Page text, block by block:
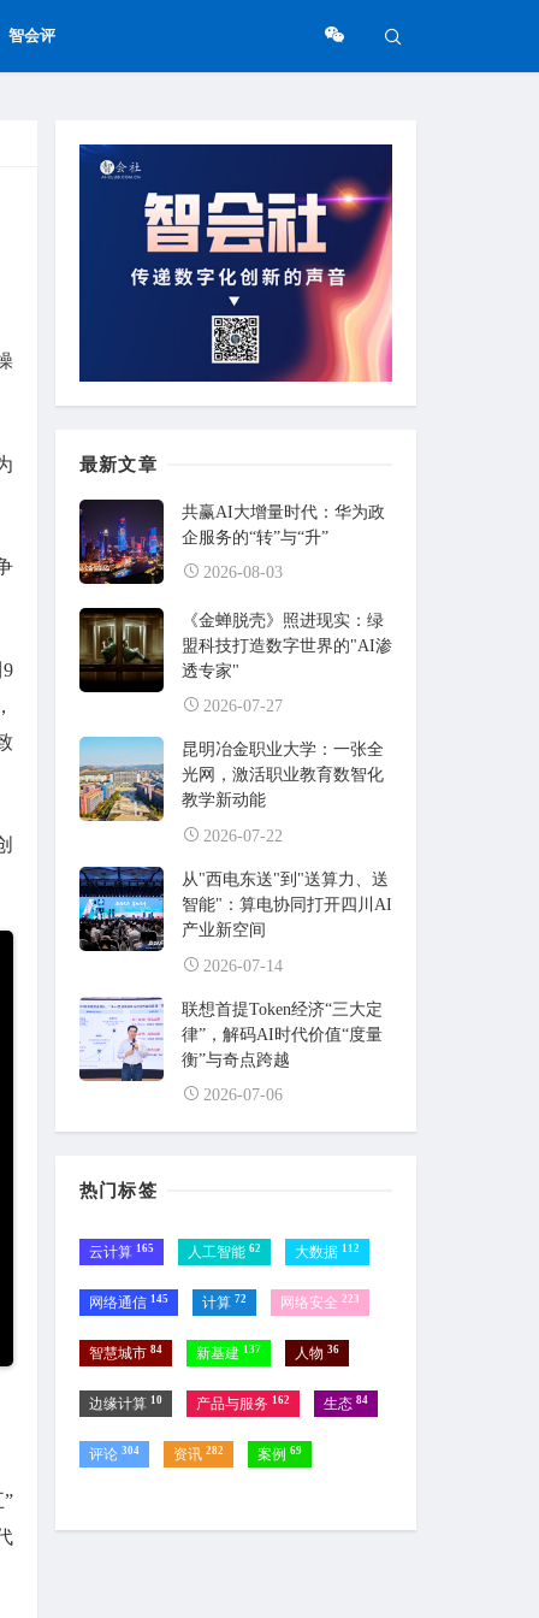
智会评
最新文章
共赢AI大增量时代：华为政
企服务的“转”与“升”
2026-08-03
《金蝉脱壳》照进现实：绿
盟科技打造数字世界的"AI渗
透专家"
2026-07-27
昆明冶金职业大学：一张全
光网，激活职业教育数智化
教学新动能
2026-07-22
从"西电东送"到"送算力、送
智能"：算电协同打开四川AI
产业新空间
2026-07-14
联想首提Token经济“三大定
律”，解码AI时代价值“度量
衡”与奇点跨越
2026-07-06
热门标签
云计算 165 人工智能 62 大数据 112
网络通信 145 计算 72 网络安全 223
智慧城市 84 新基建 137 人物 36
边缘计算 10 产品与服务 162 生态 84
评论 304 资讯 282 案例 69